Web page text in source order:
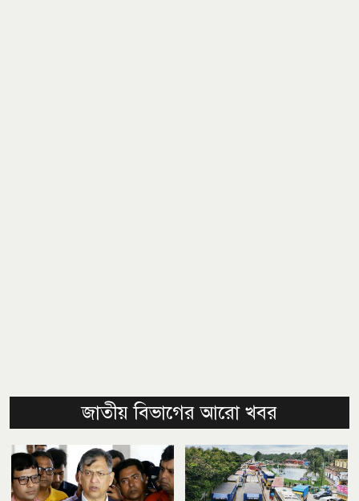
জাতীয় বিভাগের আরো খবর